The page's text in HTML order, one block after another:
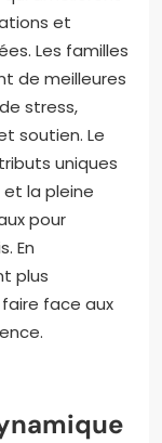
et
Les familles
de meilleures
stress,
soutien. Le
uniques
la pleine
pour
En
plus
face aux